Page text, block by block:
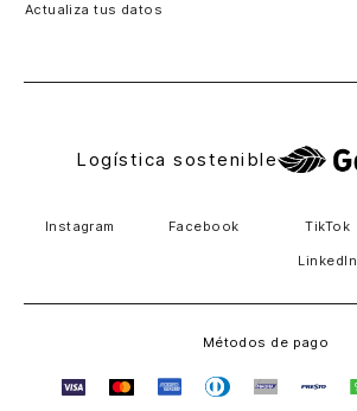
Actualiza tus datos
Logística sostenible
Instagram Facebook TikTok
LinkedIn
Métodos de pago